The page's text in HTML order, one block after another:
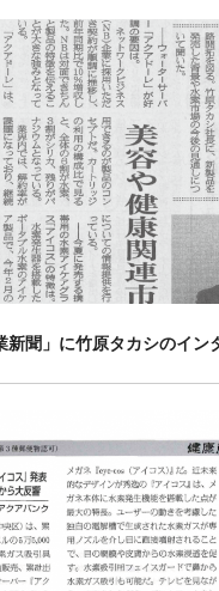
新聞」に竹原タカシのイン